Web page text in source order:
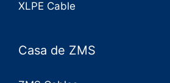
XLPE Cable
Casa de ZMS